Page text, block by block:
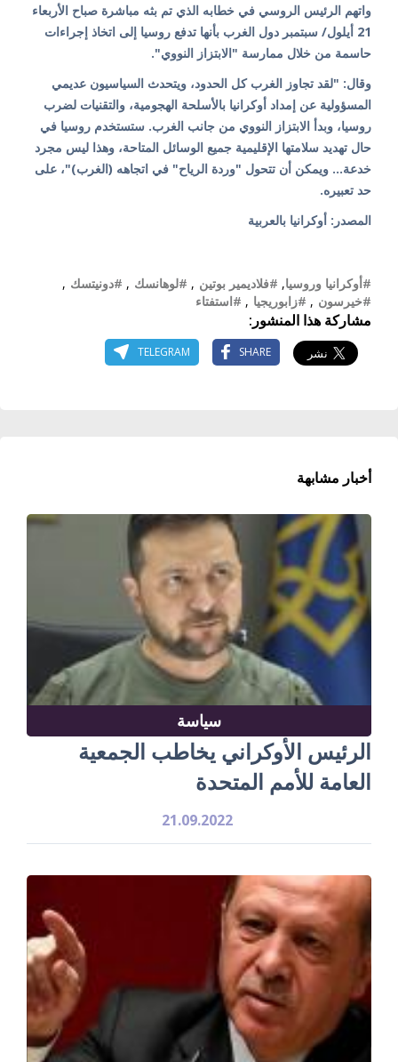
واتهم الرئيس الروسي في خطابه الذي تم بثه مباشرة صباح الأربعاء
21 أيلول/ سبتمبر دول الغرب بأنها تدفع روسيا إلى اتخاذ إجراءات
حاسمة من خلال ممارسة "الابتزاز النووي".
وقال: "لقد تجاوز الغرب كل الحدود، ويتحدث السياسيون عديمي
المسؤولية عن إمداد أوكرانيا بالأسلحة الهجومية، والتقنيات لضرب
روسيا، وبدأ الابتزاز النووي من جانب الغرب. ستستخدم روسيا في
حال تهديد سلامتها الإقليمية جميع الوسائل المتاحة، وهذا ليس مجرد
خدعة... ويمكن أن تتحول "وردة الرياح" في اتجاهه (الغرب)"، على
حد تعبيره.
المصدر: أوكرانيا بالعربية
#أوكرانيا وروسيا, #فلاديمير بوتين , #لوهانسك , #دونيتسك ,
#خيرسون , #زابوريجيا , #استفتاء
مشاركة هذا المنشور:
SHARE
TELEGRAM
أخبار مشابهة
سياسة
الرئيس الأوكراني يخاطب الجمعية
العامة للأمم المتحدة
21.09.2022